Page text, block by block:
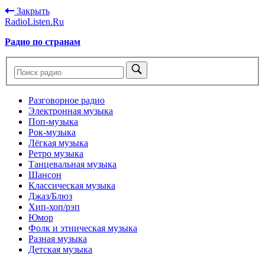
Закрыть
RadioListen.Ru
Радио по странам
Разговорное радио
Электронная музыка
Поп-музыка
Рок-музыка
Лёгкая музыка
Ретро музыка
Танцевальная музыка
Шансон
Классическая музыка
Джаз/Блюз
Хип-хоп/рэп
Юмор
Фолк и этническая музыка
Разная музыка
Детская музыка